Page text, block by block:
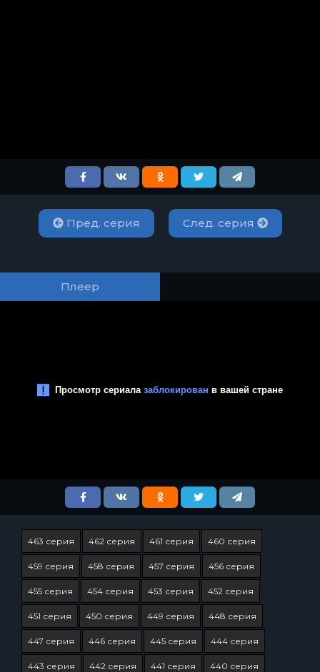
Пред. серия След. серия
Плеер
463 серия 462 серия 461 серия 460 серия
459 серия 458 серия 457 серия 456 серия
455 серия 454 серия 453 серия 452 серия
451 серия 450 серия 449 серия 448 серия
447 серия 446 серия 445 серия 444 серия
443 серия 442 серия 441 серия 440 серия